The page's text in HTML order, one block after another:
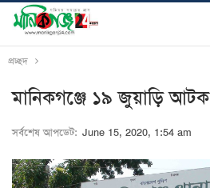
প্রচ্ছদ
মানিকগঞ্জে ১৯ জুয়াড়ি আটক
সর্বশেষ আপডেট: June 15, 2020, 1:54 am